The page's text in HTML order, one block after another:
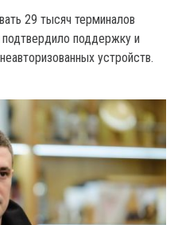
29 тысяч терминалов
поддержку и
устройств.